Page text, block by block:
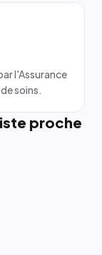
l'Assurance
soins.
proche